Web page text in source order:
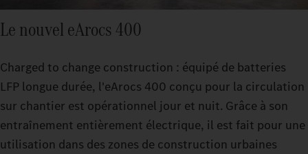
Le nouvel eArocs 400
Charged to change construction : équipé de batteries
LFP longue durée, l'eArocs 400 conçu pour la circulation
sur chantier est opérationnel jour et nuit. Grâce à son
entraînement entièrement électrique, il est fait pour une
utilisation dans des zones de construction urbaines